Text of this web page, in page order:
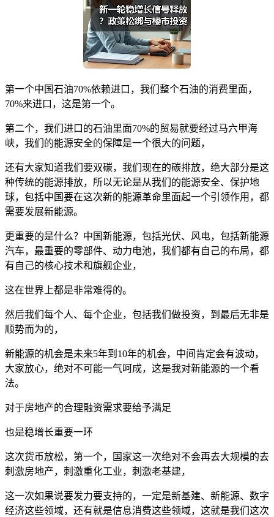
第一个中国石油70%依赖进口，我们整个石油的消费里面，
70%来进口，这是第一个。
第二个，我们进口的石油里面70%的贸易就要经过马六甲海
峡，我们的能源安全的保障是一个很大的问题，
还有大家知道我们要双碳，我们现在的碳排放，绝大部分是这
种传统的能源排放，所以无论是从我们的能源安全、保护地
球，包括中国要在这次新的能源革命里面起一个引领作用，都
需要发展新能源。
更重要的是什么？中国新能源，包括光伏、风电，包括新能源
汽车，最重要的零部件、动力电池，我们都有自己的布局，都
有自己的核心技术和旗舰企业，
这在世界上都是非常难得的。
然后我们每个人、每个企业，包括我们做投资，到最后无非是
顺势而为的，
新能源的机会是未来5年到10年的机会，中间肯定会有波动，
大家放心，绝对不可能一气呵成，这是我对新能源的一个看
法。
对于房地产的合理融资需求要给予满足
也是稳增长重要一环
这次货币放松，第一个，国家这一次绝对不会再去大规模的去
刺激房地产，刺激重化工业，刺激老基建，
这一次如果说要发力要支持的，一定是新基建、新能源、数字
经济这些领域，还有就是信息消费这些领域，这就是我们这次